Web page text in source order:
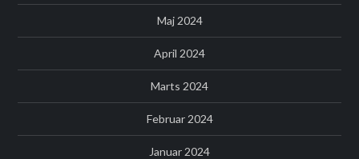
Maj 2024
April 2024
Marts 2024
Februar 2024
Januar 2024